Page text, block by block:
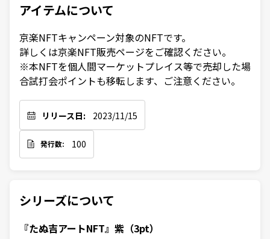
アイテムについて
京楽NFTキャンペーン対象のNFTです。
詳しくは京楽NFT販売ページをご確認ください。
※本NFTを個人間マーケットプレイス等で売却した場
合試打会ポイントも移転します、ご注意ください。
リリース日: 2023/11/15
発行数: 100
シリーズについて
『たぬ吉アートNFT』紫（3pt）